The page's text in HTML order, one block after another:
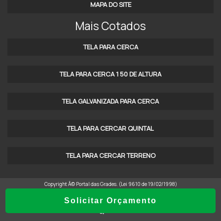
Solicitar Orçamento
DISTRIBUIDOR DE ALAMBRADO
ALAMBRADO INDUSTRIAL
ALAMBRADO PARA CONDOMÍNIO
MAPA DO SITE
Mais Cotados
TELA PARA CERCA
TELA PARA CERCA 1 50 DE ALTURA
TELA GALVANIZADA PARA CERCA
TELA PARA CERCAR QUINTAL
TELA PARA CERCAR TERRENO
Copyright Â© Portal das Grades. (Lei 9610 de 19/02/1998)